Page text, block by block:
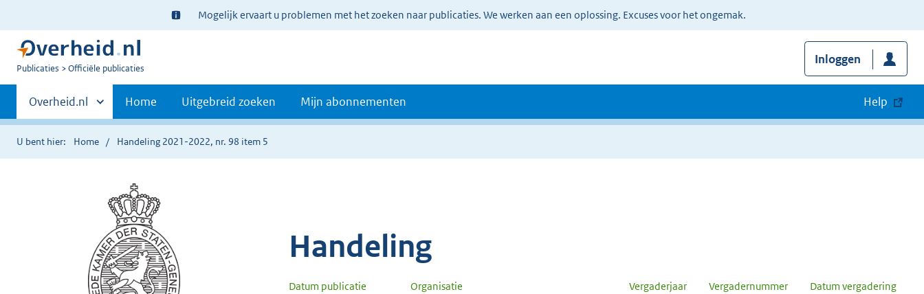
Ter
informatie:
Mogelijk ervaart u problemen met het zoeken naar publicaties. We werken aan een oplossing. Excuses voor het ongemak.
U
Publicaties Officiële publicaties
Inloggen
Primaire
navigatie
Andere
sites
binnen
Overheid.nl Home Uitgebreid zoeken Mijn abonnementen Help
U bent hier: Home Handeling 2021-2022, nr. 98 item 5
Handeling
Datum publicatie Organisatie Vergaderjaar Vergadernummer Datum vergadering